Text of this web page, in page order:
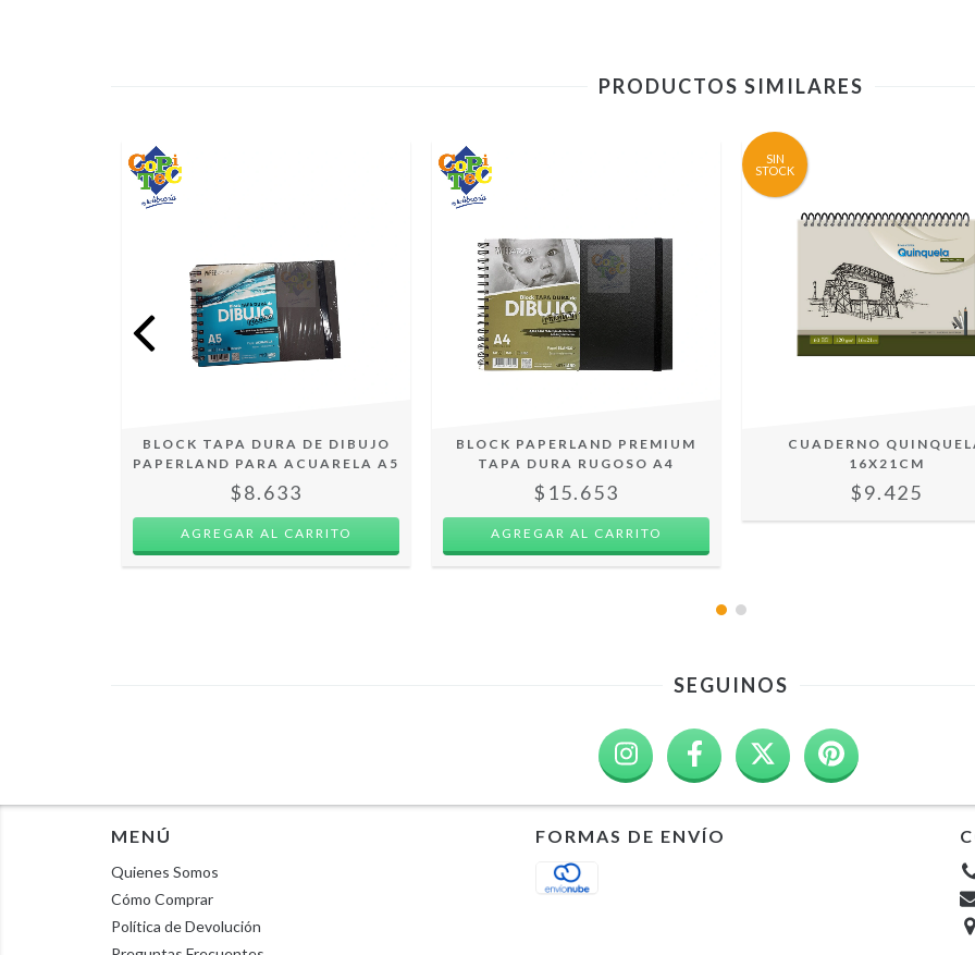
PRODUCTOS SIMILARES
BLOCK TAPA DURA DE DIBUJO
PAPERLAND PARA ACUARELA A5
$8.633
BLOCK PAPERLAND PREMIUM
TAPA DURA RUGOSO A4
$15.653
SIN
STOCK
CUADERNO
16X21CM
$9.425
SEGUINOS
MENÚ
Quienes Somos
Cómo Comprar
Política de Devolución
FORMAS DE ENVÍO